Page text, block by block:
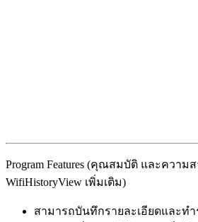
Program Features (คุณสมบัติ และควา
WifiHistoryView เพิ่มเติม)
สามารถบันทึกรายละเอียดและท